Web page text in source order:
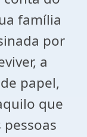
família
por
a
papel,
que